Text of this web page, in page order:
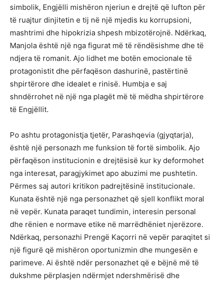
simbolik, Engjëlli mishëron njeriun e drejtë që lufton për
të ruajtur dinjitetin e tij në një mjedis ku korrupsioni,
mashtrimi dhe hipokrizia shpesh mbizotërojnë. Ndërkaq,
Manjola është një nga figurat më të rëndësishme dhe të
ndjera të romanit. Ajo lidhet me botën emocionale të
protagonistit dhe përfaqëson dashurinë, pastërtinë
shpirtërore dhe idealet e rinisë. Humbja e saj
shndërrohet në një nga plagët më të mëdha shpirtërore
të Engjëllit.
Po ashtu protagonistja tjetër, Parashqevia (gjyqtarja),
është një personazh me funksion të fortë simbolik. Ajo
përfaqëson institucionin e drejtësisë kur ky deformohet
nga interesat, paragjykimet apo abuzimi me pushtetin.
Përmes saj autori kritikon padrejtësinë institucionale.
Kunata është një nga personazhet që sjell konflikt moral
në vepër. Kunata paraqet tundimin, interesin personal
dhe rënien e normave etike në marrëdhëniet njerëzore.
Ndërkaq, personazhi Prengë Kaçorri në vepër paraqitet si
një figurë që mishëron oportunizmin dhe mungesën e
parimeve. Ai është ndër personazhet që e bëjnë më të
dukshme përplasjen ndërmjet ndershmërisë dhe